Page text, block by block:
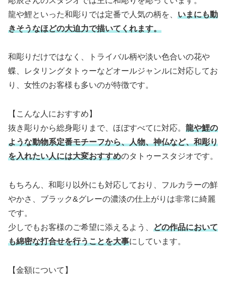
龍や鯉といった和彫りでは定番で人気の柄を、 いまにも動
きそうなほどの大迫力で描いてくれます。
和彫りだけではなく、トライバル柄や淡い色合いの花や
蝶、レタリングタトゥーなどオールジャンルに対応してお
り、女性のお客様も多いのが特徴です。
【こんな人におすすめ】
抜き彫りから総身彫りまで、ほぼすべてに対応。 龍や鯉の
ような動物系定番モチーフから、人物、神仏など、和彫り
を入れたい人には大変おすすめのタトゥースタジオです。
もちろん、和彫り以外にも対応しており、フルカラーの鮮
やかさ、ブラック&グレーの濃淡の仕上がりは非常に綺麗
です。
少しでもお客様のご希望に添えるよう、 どの作品において
も綿密な打合せを行うことを大事にしています。
【金額について】